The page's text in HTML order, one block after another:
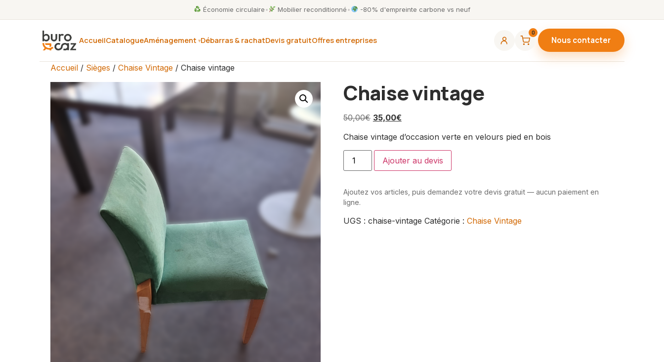
Économie circulaire• Mobilier reconditionné• -80% d'empreinte carbone vs neuf
AccueilCatalogueAménagement Débarras & rachatDevis gratuitOffres entreprises
0
Nous contacter
Accueil / Sièges / Chaise Vintage / Chaise vintage
Chaise vintage
50,00€ 35,00€
Chaise vintage d’occasion verte en velours pied en bois
Ajouter au devis
Ajoutez vos articles, puis demandez votre devis gratuit — aucun paiement en
ligne.
UGS : chaise-vintage Catégorie : Chaise Vintage